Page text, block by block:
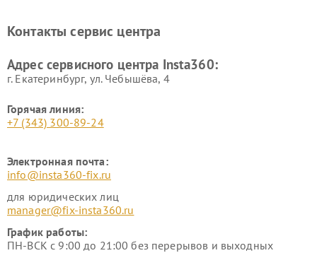
Контакты сервис центра
Адрес сервисного центра Insta360:
г. Екатеринбург, ул. Чебышёва, 4
Горячая линия:
+7 (343) 300-89-24
Электронная почта:
info@insta360-fix.ru
для юридических лиц
manager@fix-insta360.ru
График работы:
ПН-ВСК с 9:00 до 21:00 без перерывов и выходных